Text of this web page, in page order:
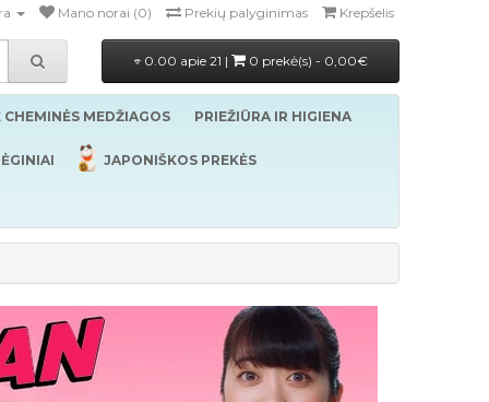
Mano norai (0) Prekių palyginimas Krepšelis
0.00 apie 21 | 0 prekė(s) - 0,00€
CHEMINĖS MEDŽIAGOS PRIEŽIŪRA IR HIGIENA
JAPONIŠKOS PREKĖS